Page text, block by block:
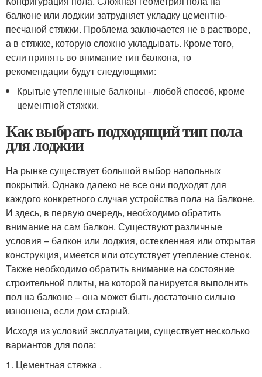
балконе или лоджии затрудняет укладку цементно-
песчаной стяжки. Проблема заключается не в растворе,
а в стяжке, которую сложно укладывать. Кроме того,
если принять во внимание тип балкона, то
рекомендации будут следующими:
Крытые утепленные балконы - любой способ, кроме
цементной стяжки.
Как выбрать подходящий тип пола
для лоджии
На рынке существует большой выбор напольных
покрытий. Однако далеко не все они подходят для
каждого конкретного случая устройства пола на балконе.
И здесь, в первую очередь, необходимо обратить
внимание на сам балкон. Существуют различные
условия – балкон или лоджия, остекленная или открытая
конструкция, имеется или отсутствует утепление стенок.
Также необходимо обратить внимание на состояние
строительной плиты, на которой панируется выполнить
пол на балконе – она может быть достаточно сильно
изношена, если дом старый.
Исходя из условий эксплуатации, существует несколько
вариантов для пола:
1. Цементная стяжка .